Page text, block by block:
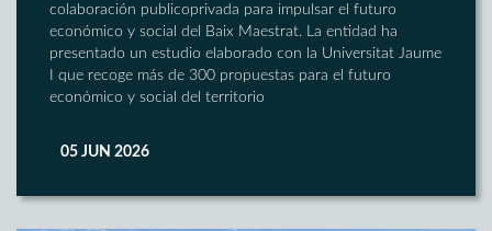
colaboración publicoprivada para impulsar el futuro
económico y social del Baix Maestrat. La entidad ha
presentado un estudio elaborado con la Universitat Jaume
I que recoge más de 300 propuestas para el futuro
económico y social del territorio
05 JUN 2026